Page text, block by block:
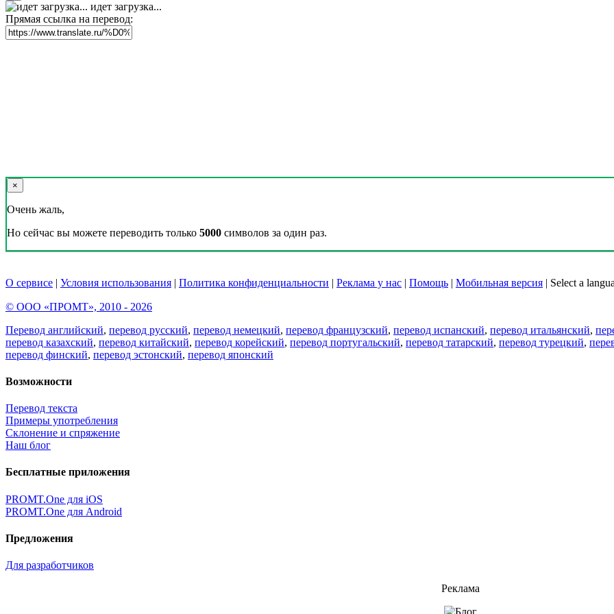
идет загрузка...
Прямая ссылка на перевод:
×
Очень жаль,
Но сейчас вы можете переводить только 5000 символов за один раз.
О сервисе | Условия использования | Политика конфиденциальности | Реклама у нас | Помощь | Мобильная версия | Select a
© ООО «ПРОМТ», 2010 - 2026
Перевод английский, перевод русский, перевод немецкий, перевод французский, перевод испанский, перевод итальянский,
перевод казахский, перевод китайский, перевод корейский, перевод португальский, перевод татарский, перевод турецкий,
перевод финский, перевод эстонский, перевод японский
Возможности
Перевод текста
Примеры употребления
Склонение и спряжение
Наш блог
Бесплатные приложения
PROMT.One для iOS
PROMT.One для Android
Предложения
Для разработчиков
Реклама